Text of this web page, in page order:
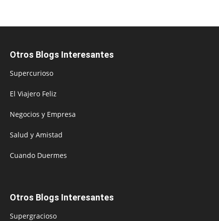
Otros Blogs Interesantes
Supercurioso
El Viajero Feliz
Negocios y Empresa
Salud y Amistad
Cuando Duermes
Otros Blogs Interesantes
Supergracioso